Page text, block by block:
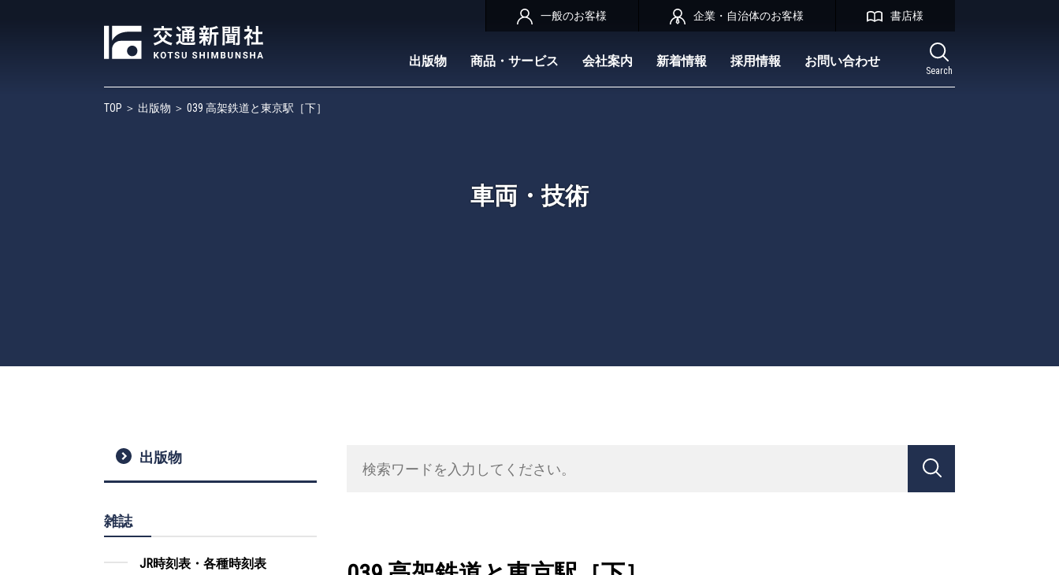
Search
出版物 商品・サービス 会社案内 新着情報 採用情報 お問い合わせ
一般のお客様 企業・自治体のお客様 書店様
TOP ＞ 出版物 ＞ 039 高架鉄道と東京駅［下］
車両・技術
出版物
雑誌
JR時刻表・各種時刻表